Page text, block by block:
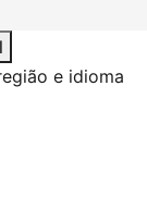
e idioma